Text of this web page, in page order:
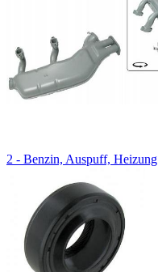
2 - Benzin, Auspuff, Heizung